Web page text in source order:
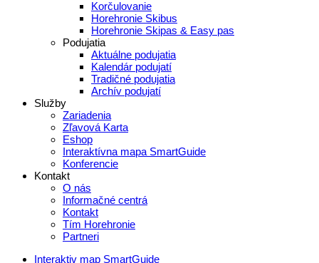
Korčulovanie
Horehronie Skibus
Horehronie Skipas & Easy pas
Podujatia
Aktuálne podujatia
Kalendár podujatí
Tradičné podujatia
Archív podujatí
Služby
Zariadenia
Zľavová Karta
Eshop
Interaktívna mapa SmartGuide
Konferencie
Kontakt
O nás
Informačné centrá
Kontakt
Tím Horehronie
Partneri
Interaktiv map SmartGuide